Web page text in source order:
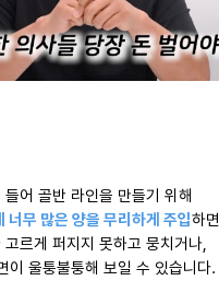
들어 골반 라인을 만들기 위해
너무 많은 양을 무리하게 주입하면
고르게 퍼지지 못하고 뭉치거나,
이 울퉁불퉁해 보일 수 있습니다.